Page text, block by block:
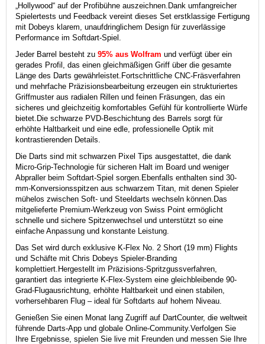
„Hollywood“ auf der Profibühne auszeichnen. Dank umfangreicher
Spielertests und Feedback vereint dieses Set erstklassige Fertigung
mit Dobeys klarem, unaufdringlichem Design für zuverlässige
Performance im Softdart-Spiel.
Jeder Barrel besteht zu 95% aus Wolfram und verfügt über ein
gerades Profil, das einen gleichmäßigen Griff über die gesamte
Länge des Darts gewährleistet. Fortschrittliche CNC-Fräsverfahren
und mehrfache Präzisionsbearbeitung erzeugen ein strukturiertes
Griffmuster aus radialen Rillen und feinen Fräsungen, das ein
sicheres und gleichzeitig komfortables Gefühl für kontrollierte Würfe
bietet. Die schwarze PVD-Beschichtung des Barrels sorgt für
erhöhte Haltbarkeit und eine edle, professionelle Optik mit
kontrastierenden Details.
Die Darts sind mit schwarzen Pixel Tips ausgestattet, die dank
Micro-Grip-Technologie für sicheren Halt im Board und weniger
Abpraller beim Softdart-Spiel sorgen. Ebenfalls enthalten sind 30-
mm-Konversionsspitzen aus schwarzem Titan, mit denen Spieler
mühelos zwischen Soft- und Steeldarts wechseln können. Das
mitgelieferte Premium-Werkzeug von Swiss Point ermöglicht
schnelle und sichere Spitzenwechsel und unterstützt so eine
einfache Anpassung und konstante Leistung.
Das Set wird durch exklusive K-Flex No. 2 Short (19 mm) Flights
und Schäfte mit Chris Dobeys Spieler-Branding
komplettiert. Hergestellt im Präzisions-Spritzgussverfahren,
garantiert das integrierte K-Flex-System eine gleichbleibende 90-
Grad-Flugausrichtung, erhöhte Haltbarkeit und einen stabilen,
vorhersehbaren Flug – ideal für Softdarts auf hohem Niveau.
Genießen Sie einen Monat lang Zugriff auf DartCounter, die weltweit
führende Darts-App und globale Online-Community. Verfolgen Sie
Ihre Ergebnisse, spielen Sie live mit Freunden und messen Sie Ihre